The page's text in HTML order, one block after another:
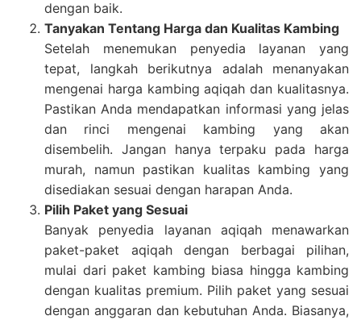
dengan baik.
Tanyakan Tentang Harga dan Kualitas Kambing
Setelah menemukan penyedia layanan yang
tepat, langkah berikutnya adalah menanyakan
mengenai harga kambing aqiqah dan kualitasnya.
Pastikan Anda mendapatkan informasi yang jelas
dan rinci mengenai kambing yang akan
disembelih. Jangan hanya terpaku pada harga
murah, namun pastikan kualitas kambing yang
disediakan sesuai dengan harapan Anda.
Pilih Paket yang Sesuai
Banyak penyedia layanan aqiqah menawarkan
paket-paket aqiqah dengan berbagai pilihan,
mulai dari paket kambing biasa hingga kambing
dengan kualitas premium. Pilih paket yang sesuai
dengan anggaran dan kebutuhan Anda. Biasanya,